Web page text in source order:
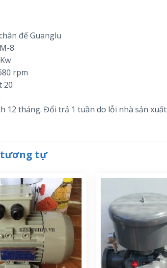
đế Guanglu
8
rpm
20
12 tháng. Đổi trả 1 tuần do lỗi nhà sản xuất
tương tự